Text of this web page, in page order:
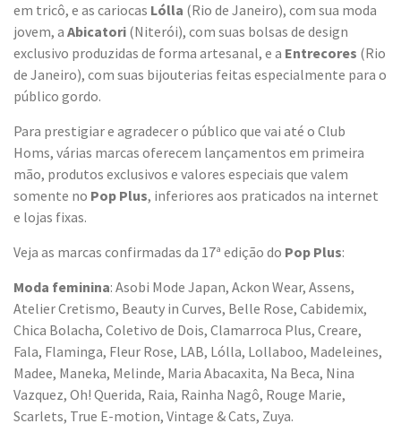
em tricô, e as cariocas Lólla (Rio de Janeiro), com sua moda
jovem, a Abicatori (Niterói), com suas bolsas de design
exclusivo produzidas de forma artesanal, e a Entrecores (Rio
de Janeiro), com suas bijouterias feitas especialmente para o
público gordo.
Para prestigiar e agradecer o público que vai até o Club
Homs, várias marcas oferecem lançamentos em primeira
mão, produtos exclusivos e valores especiais que valem
somente no Pop Plus, inferiores aos praticados na internet
e lojas fixas.
Veja as marcas confirmadas da 17ª edição do Pop Plus:
Moda feminina: Asobi Mode Japan, Ackon Wear, Assens,
Atelier Cretismo, Beauty in Curves, Belle Rose, Cabidemix,
Chica Bolacha, Coletivo de Dois, Clamarroca Plus, Creare,
Fala, Flaminga, Fleur Rose, LAB, Lólla, Lollaboo, Madeleines,
Madee, Maneka, Melinde, Maria Abacaxita, Na Beca, Nina
Vazquez, Oh! Querida, Raia, Rainha Nagô, Rouge Marie,
Scarlets, True E-motion, Vintage & Cats, Zuya.